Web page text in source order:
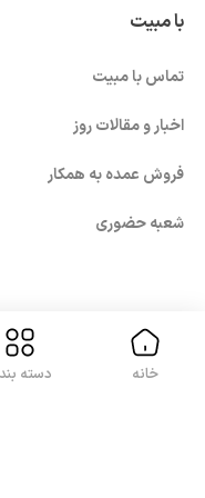
Snapdragon سری 8
Apple A-series
MediaTek Dimensity سری 9000
Exynos پرچمدار سامسونگ
است. این گوشی‌ها
اولترا واید و تله‌فوتو
با مبیت
تماس با مبیت
اخبار و مقالات روز
فروش عمده به همکار
شعبه حضوری
با ما همراه باشید
خانه دسته